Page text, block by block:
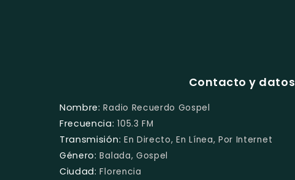
Contacto y datos
Nombre: Radio Recuerdo Gospel
Frecuencia: 105.3 FM
Transmisión: En Directo, En Línea, Por Internet
Género: Balada, Gospel
Ciudad: Florencia